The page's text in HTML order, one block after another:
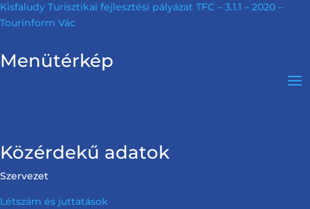
Kisfaludy Turisztikai fejlesztési pályázat TFC – 3.1.1 – 2020 –
Tourinform Vác
Menütérkép
Közérdekű adatok
Szervezet
Létszám és juttatások